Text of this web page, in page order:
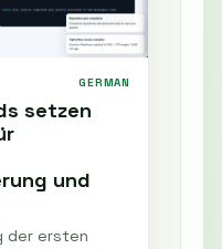
GERMAN
setzen
und
der ersten